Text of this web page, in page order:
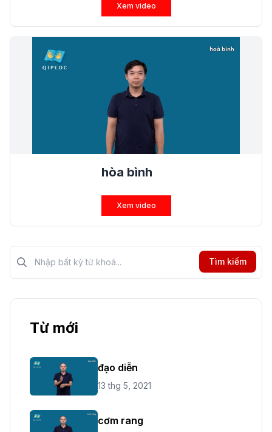
Xem video
hòa bình
Xem video
Tìm kiếm?>
Tìm kiếm
Từ mới
đạo diễn
13 thg 5, 2021
cơm rang